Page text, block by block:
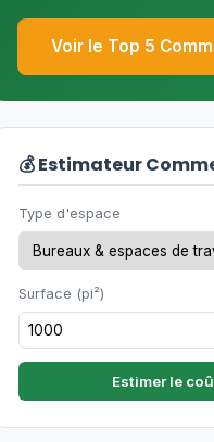
Voir le Top 5
💰 Estimateur
Type d'espace
Surface (pi²)
Estimer le